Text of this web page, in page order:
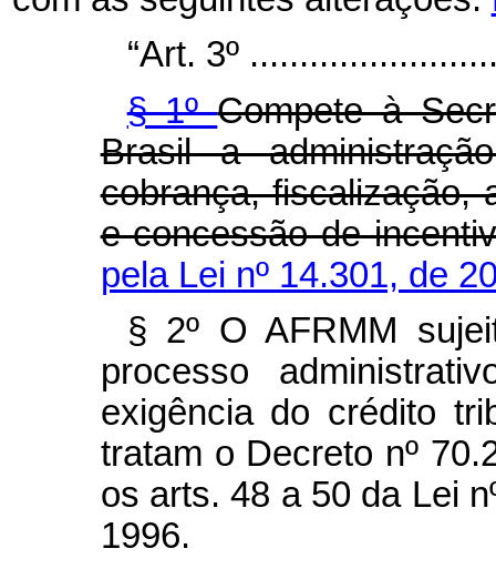
“Art. 3º
§ 1ºCompete à
Brasil a
cobrança, fiscalização,
e concessão de
pela Lei nº 14.301, de
§ 2º O AFRMM
processo
exigência do crédito
tratam o Decreto nº
os arts. 48 a 50 da Lei
1996.